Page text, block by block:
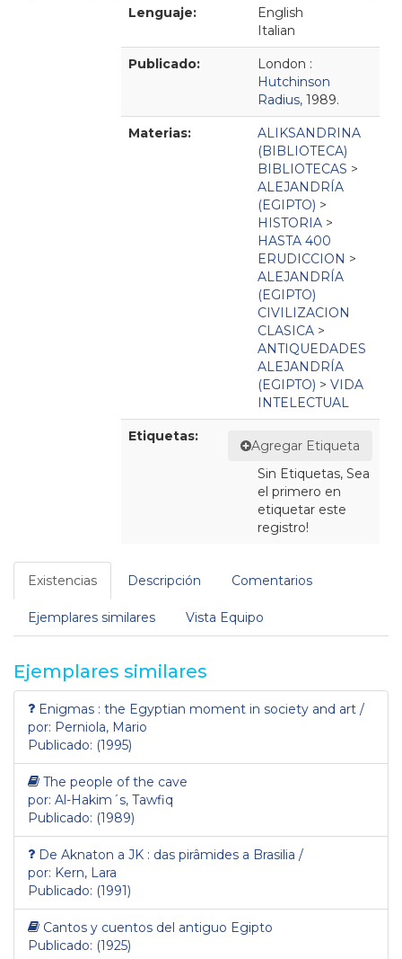
Lenguaje:
English
Italian
Publicado:
London :
Hutchinson
Radius, 1989.
Materias:
ALIKSANDRINA
(BIBLIOTECA)
BIBLIOTECAS >
ALEJANDRÍA
(EGIPTO) >
HISTORIA>
HASTA 400
ERUDICCION >
ALEJANDRÍA
(EGIPTO)
CIVILIZACION
CLASICA>
ANTIQUEDADES
ALEJANDRÍA
(EGIPTO) > VIDA
INTELECTUAL
Etiquetas:
Agregar Etiqueta
Sin Etiquetas, Sea
el primero en
etiquetar este
registro!
Existencias Descripción Comentarios
Ejemplares similares Vista Equipo
Ejemplares similares
Enigmas : the Egyptian moment in society and art /
por: Perniola, Mario
Publicado: (1995)
The people of the cave
por: Al-Hakim´s, Tawfiq
Publicado: (1989)
De Aknaton a JK : das pirâmides a Brasilia /
por: Kern, Lara
Publicado: (1991)
Cantos y cuentos del antiguo Egipto
Publicado: (1925)